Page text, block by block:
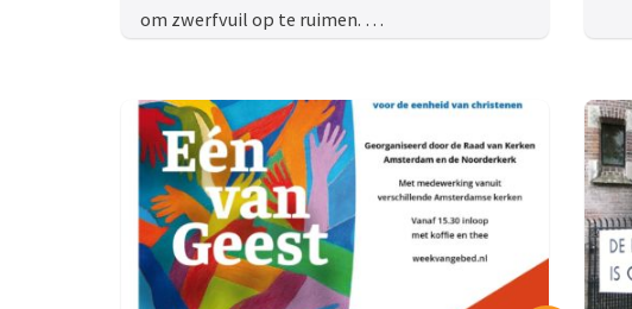
om zwerfvuil op te ruimen. …